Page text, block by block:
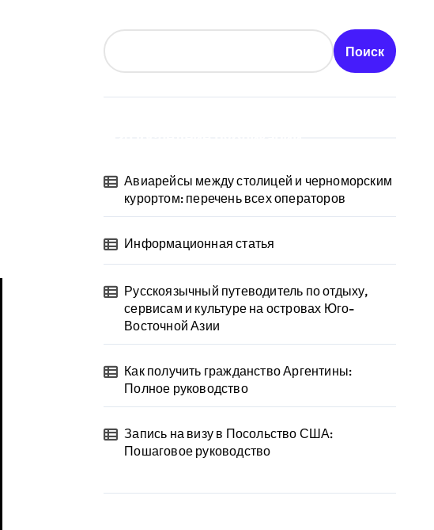
Поиск
Авиарейсы между столицей и черноморским
курортом: перечень всех операторов
Информационная статья
Русскоязычный путеводитель по отдыху,
сервисам и культуре на островах Юго-
Восточной Азии
Как получить гражданство Аргентины:
Полное руководство
Запись на визу в Посольство США:
Пошаговое руководство